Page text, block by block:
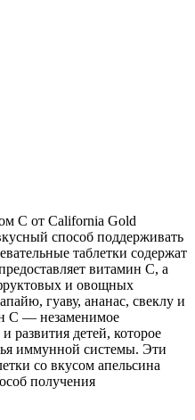
C от California Gold
способ поддерживать
таблетки содержат
витамин C, а
и овощных
гуаву, ананас, свеклу и
C — незаменимое
развития детей, которое
иммунной системы. Эти
со вкусом апельсина
получения